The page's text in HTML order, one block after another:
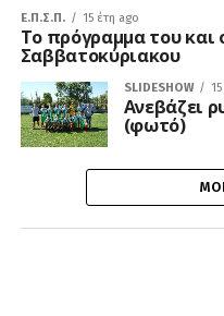
Ε.Π.Σ.Π. 15 έτη ago
Το πρόγραμμα του και
Σαββατοκύριακου
SLIDESHOW
Ανεβάζει
(φωτό)